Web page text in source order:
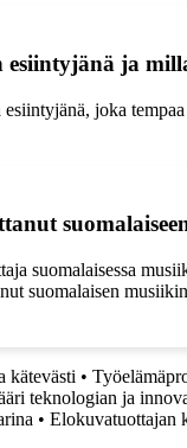
ja
joka
suomalaisessa
suomalaisen
kätevästi •
teknologian ja
• Elokuvatuottajan